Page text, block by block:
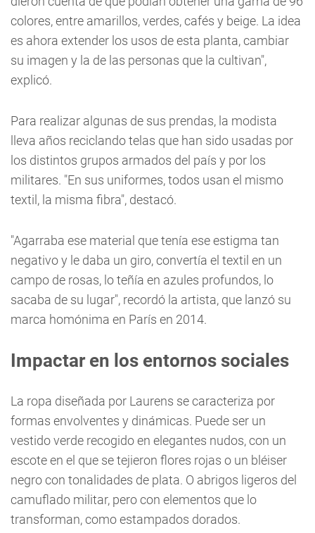
colores, entre amarillos, verdes, cafés y beige. La idea
es ahora extender los usos de esta planta, cambiar
su imagen y la de las personas que la cultivan",
explicó.
Para realizar algunas de sus prendas, la modista
lleva años reciclando telas que han sido usadas por
los distintos grupos armados del país y por los
militares. "En sus uniformes, todos usan el mismo
textil, la misma fibra", destacó.
"Agarraba ese material que tenía ese estigma tan
negativo y le daba un giro, convertía el textil en un
campo de rosas, lo teñía en azules profundos, lo
sacaba de su lugar", recordó la artista, que lanzó su
marca homónima en París en 2014.
Impactar en los entornos sociales
La ropa diseñada por Laurens se caracteriza por
formas envolventes y dinámicas. Puede ser un
vestido verde recogido en elegantes nudos, con un
escote en el que se tejieron flores rojas o un bléiser
negro con tonalidades de plata. O abrigos ligeros del
camuflado militar, pero con elementos que lo
transforman, como estampados dorados.